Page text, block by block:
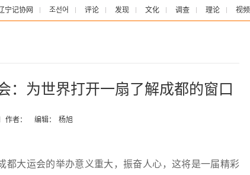
宁记协网 조선어 评论 发现 文化 调查 理论 视频
：为世界打开一扇了解成都的窗口
作者： 编辑： 杨旭
大运会的举办意义重大，振奋人心，这将是一届精彩